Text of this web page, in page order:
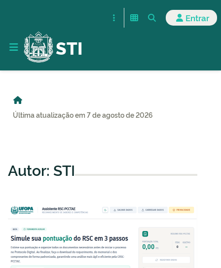
Entrar
STI
Última atualização em 7 de agosto de 2026
Autor: STI